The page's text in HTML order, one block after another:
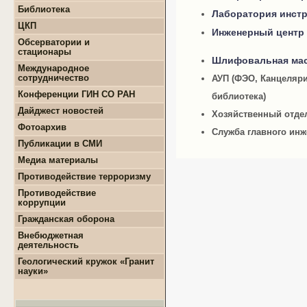
+ ФЦП "ЖИЛИЩЕ"
+ Популяризация науки
+ Информация для
поступающих
+ Поступление в ВУЗ
онлайн
+ Аттестация аспирантов
+ Личные кабинеты
аспирантов
+
Нормативные документы
+
Полезные ссылки
Библиотека
ЦКП
+
+ Оборудование
+
образцов
+ Документы
Обсерватории и
стационары
+
+ Обсерватории
+
Стационары
+
Контакты
Международное
сотрудничество
Конференции ГИН СО РАН
Дайджест новостей
+
Геология
+ Месторождения
+ Землятрясения
+
Вулканы
+
+ Экономика
+ Палеонтология
+ Интересно
Фотоархив
Публикации в СМИ
Медиа материалы
Противодействие терроризму
Противодействие
коррупции
+
Нормативно-правовые и
иные акты в сфере
противодействия
коррупции
+
Методические
материалы
+ Формы документов,
Гражданская оборона
Внебюджетная
деятельность
+
Геологоразведочные
работы
Геотехнические
+ Инженерно-
Геологический кружок «Гранит
науки»
Лаборатория
Инженерный центр
Шлифовальная
АУП (ФЭО,
библиотека)
Хозяйственный
Служба главного